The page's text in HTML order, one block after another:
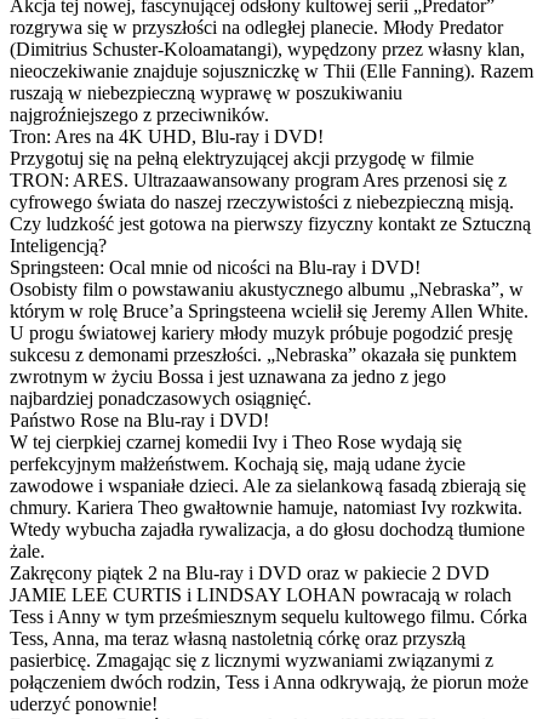
Akcja tej nowej, fascynującej odsłony kultowej serii „Predator”
rozgrywa się w przyszłości na odległej planecie. Młody Predator
(Dimitrius Schuster-Koloamatangi), wypędzony przez własny klan,
nieoczekiwanie znajduje sojuszniczkę w Thii (Elle Fanning). Razem
ruszają w niebezpieczną wyprawę w poszukiwaniu
najgroźniejszego z przeciwników.
Tron: Ares na 4K UHD, Blu-ray i DVD!
Przygotuj się na pełną elektryzującej akcji przygodę w filmie
TRON: ARES. Ultrazaawansowany program Ares przenosi się z
cyfrowego świata do naszej rzeczywistości z niebezpieczną misją.
Czy ludzkość jest gotowa na pierwszy fizyczny kontakt ze Sztuczną
Inteligencją?
Springsteen: Ocal mnie od nicości na Blu-ray i DVD!
Osobisty film o powstawaniu akustycznego albumu „Nebraska”, w
którym w rolę Bruce’a Springsteena wcielił się Jeremy Allen White.
U progu światowej kariery młody muzyk próbuje pogodzić presję
sukcesu z demonami przeszłości. „Nebraska” okazała się punktem
zwrotnym w życiu Bossa i jest uznawana za jedno z jego
najbardziej ponadczasowych osiągnięć.
Państwo Rose na Blu-ray i DVD!
W tej cierpkiej czarnej komedii Ivy i Theo Rose wydają się
perfekcyjnym małżeństwem. Kochają się, mają udane życie
zawodowe i wspaniałe dzieci. Ale za sielankową fasadą zbierają się
chmury. Kariera Theo gwałtownie hamuje, natomiast Ivy rozkwita.
Wtedy wybucha zajadła rywalizacja, a do głosu dochodzą tłumione
żale.
Zakręcony piątek 2 na Blu-ray i DVD oraz w pakiecie 2 DVD
JAMIE LEE CURTIS i LINDSAY LOHAN powracają w rolach
Tess i Anny w tym prześmiesznym sequelu kultowego filmu. Córka
Tess, Anna, ma teraz własną nastoletnią córkę oraz przyszłą
pasierbicę. Zmagając się z licznymi wyzwaniami związanymi z
połączeniem dwóch rodzin, Tess i Anna odkrywają, że piorun może
uderzyć ponownie!